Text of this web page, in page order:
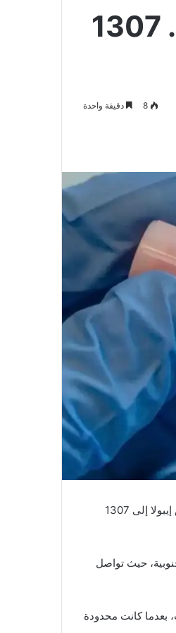
إيبولا يشتد في الكونغو الديمقراطية.. 1307
8 دقيقة واحدة
أعلنت السلطات الصحية في جمهورية الكونغو الديمقراطية ارتفاع عدد الإصابات المؤكدة بفيروس إيبولا إلى 1307
حيث تواصل
بعدما كانت محدودة